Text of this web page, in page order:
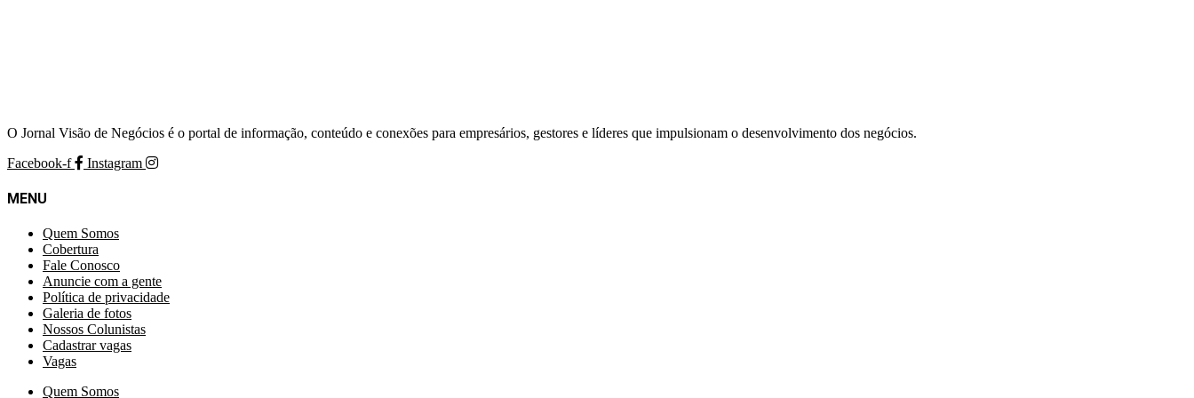
O Jornal Visão de Negócios é o portal de informação, conteúdo e conexões para empresários, gestores e líderes que impulsionam o desenvolvimento dos negócios.
Facebook-f
Instagram
MENU
Quem Somos
Cobertura
Fale Conosco
Anuncie com a gente
Política de privacidade
Galeria de fotos
Nossos Colunistas
Cadastrar vagas
Vagas
Quem Somos